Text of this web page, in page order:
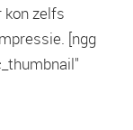
kon zelfs
[ngg